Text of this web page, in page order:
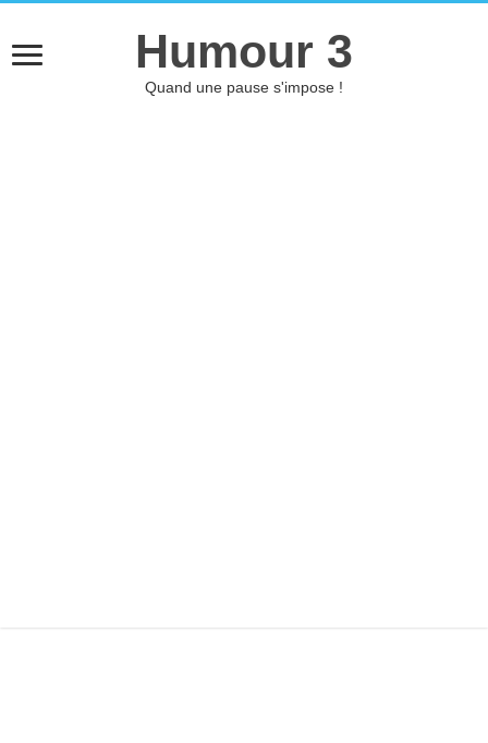
Humour 3
Quand une pause s'impose !